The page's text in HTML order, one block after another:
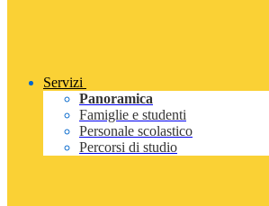
Servizi
Panoramica
Famiglie e studenti
Personale scolastico
Percorsi di studio